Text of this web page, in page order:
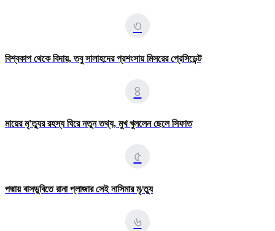
৩
বিশ্বকাপ থেকে বিদায়, তবু সালাহদের প্রশংসায় মিসরের প্রেসিডেন্ট
৪
মায়ের মৃ'ত্যুর রহস্য ঘিরে নতুন তথ্য, মুখ খুললেন ছেলে সিফাত
৫
পদ্মায় বাসডুবিতে রানা প্লাজার সেই নাসিমার মৃ/ত্যু
৬